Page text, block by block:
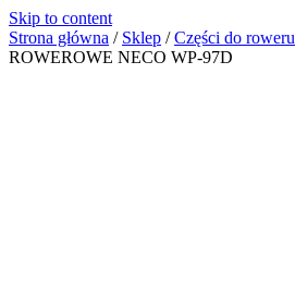
Skip to content
Strona główna / Sklep / Części do roweru
ROWEROWE NECO WP-97D